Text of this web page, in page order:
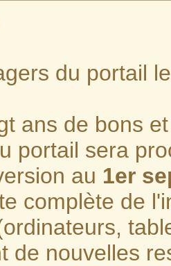
du portail
ans de bons
portail sera
au 1er
complète de
de nouvelles